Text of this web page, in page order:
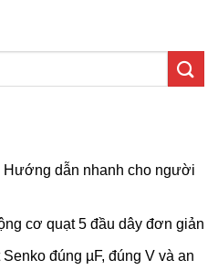
Hướng dẫn nhanh cho người
cơ quạt 5 đầu dây đơn giản
đúng µF, đúng V và an